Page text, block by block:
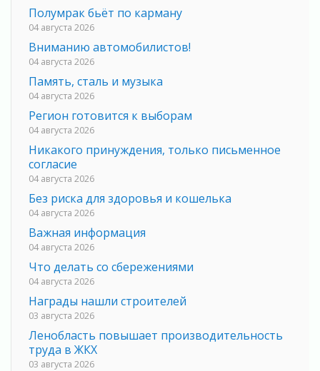
Полумрак бьёт по карману
04 августа 2026
Вниманию автомобилистов!
04 августа 2026
Память, сталь и музыка
04 августа 2026
Регион готовится к выборам
04 августа 2026
Никакого принуждения, только письменное
согласие
04 августа 2026
Без риска для здоровья и кошелька
04 августа 2026
Важная информация
04 августа 2026
Что делать со сбережениями
04 августа 2026
Награды нашли строителей
03 августа 2026
Ленобласть повышает производительность
труда в ЖКХ
03 августа 2026